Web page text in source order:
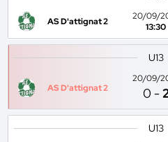
AS D'attignat 2
20/09/
13:30
U13
AS D'attignat 2
20/09/
0 -
U13